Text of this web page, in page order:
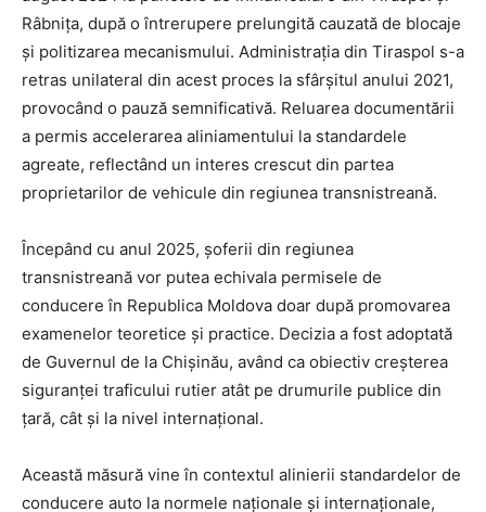
Râbnița, după o întrerupere prelungită cauzată de blocaje
și politizarea mecanismului. Administrația din Tiraspol s-a
retras unilateral din acest proces la sfârșitul anului 2021,
provocând o pauză semnificativă. Reluarea documentării
a permis accelerarea aliniamentului la standardele
agreate, reflectând un interes crescut din partea
proprietarilor de vehicule din regiunea transnistreană.
Începând cu anul 2025, șoferii din regiunea
transnistreană vor putea echivala permisele de
conducere în Republica Moldova doar după promovarea
examenelor teoretice și practice. Decizia a fost adoptată
de Guvernul de la Chișinău, având ca obiectiv creșterea
siguranței traficului rutier atât pe drumurile publice din
țară, cât și la nivel internațional.
Această măsură vine în contextul alinierii standardelor de
conducere auto la normele naționale și internaționale,